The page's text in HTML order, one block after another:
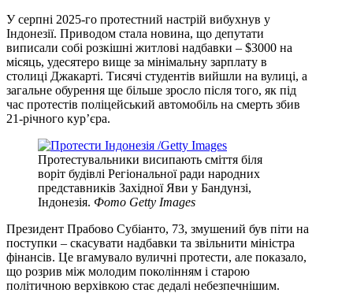
У серпні 2025-го протестний настрій вибухнув у
Індонезії. Приводом стала новина, що депутати
виписали собі розкішні житлові надбавки – $3000 на
місяць, удесятеро вище за мінімальну зарплату в
столиці Джакарті. Тисячі студентів вийшли на вулиці, а
загальне обурення ще більше зросло після того, як під
час протестів поліцейський автомобіль на смерть збив
21-річного кур’єра.
Протестувальники висипають сміття біля
воріт будівлі Регіональної ради народних
представників Західної Яви у Бандунзі,
Індонезія. Фото Getty Images
Президент Прабово Субіанто, 73, змушений був піти на
поступки – скасувати надбавки та звільнити міністра
фінансів. Це вгамувало вуличні протести, але показало,
що розрив між молодим поколінням і старою
політичною верхівкою стає дедалі небезпечнішим.